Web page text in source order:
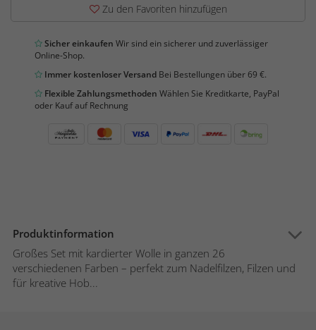
Zu den Favoriten hinzufügen
Sicher einkaufen Wir sind ein sicherer und zuverlässiger
Online-Shop.
Immer kostenloser Versand Bei Bestellungen über 69 €.
Flexible Zahlungsmethoden Wählen Sie Kreditkarte, PayPal
oder Kauf auf Rechnung
Produktinformation
Großes Set mit kardierter Wolle in ganzen 26
verschiedenen Farben – perfekt zum Nadelfilzen, Filzen und
für kreative Hob...